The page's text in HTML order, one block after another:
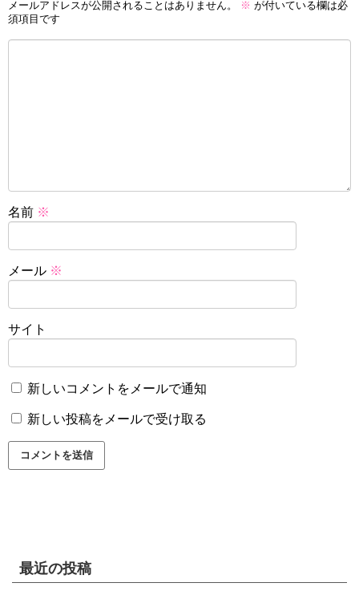
メールアドレスが公開されることはありません。 ※ が付いている欄は必
須項目です
名前 ※
メール ※
サイト
新しいコメントをメールで通知
新しい投稿をメールで受け取る
最近の投稿